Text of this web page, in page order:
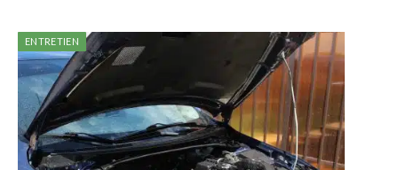
ENTRETIEN